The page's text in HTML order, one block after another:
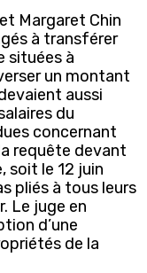
Margaret Chin
à transférer
situées à
un montant
aussi
du
concernant
requête devant
soit le 12 juin
pliés à tous leurs
Le juge en
d’une
de la